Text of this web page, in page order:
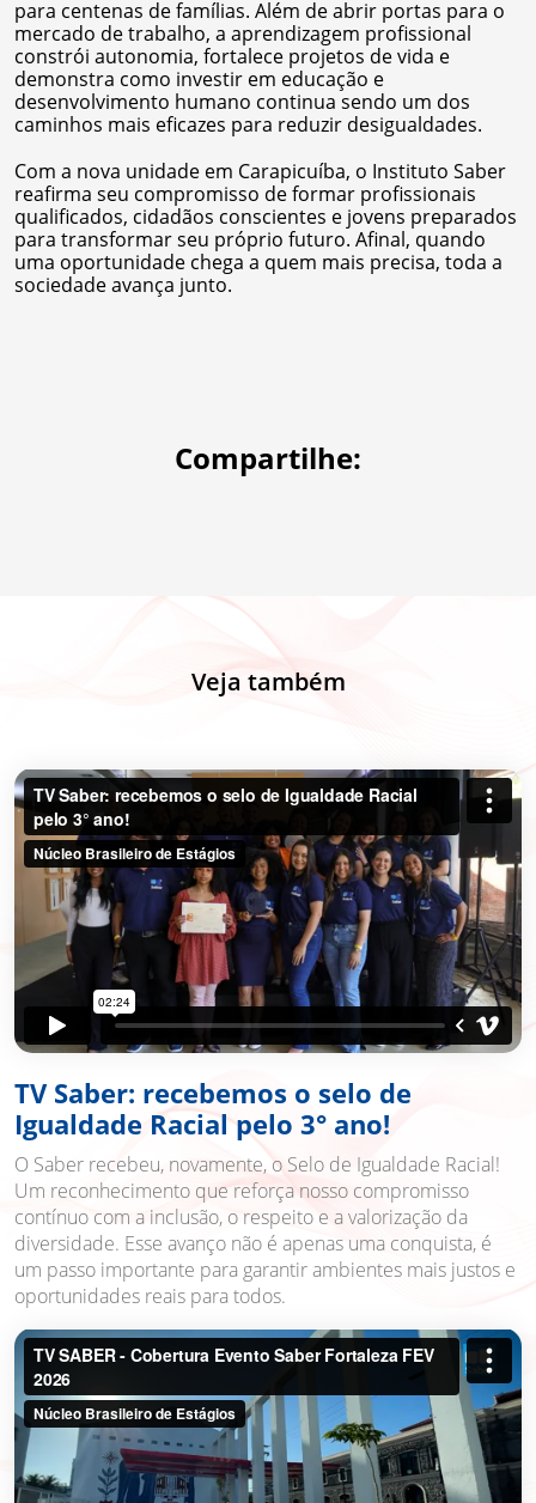
para centenas de famílias. Além de abrir portas para o
mercado de trabalho, a aprendizagem profissional
constrói autonomia, fortalece projetos de vida e
demonstra como investir em educação e
desenvolvimento humano continua sendo um dos
caminhos mais eficazes para reduzir desigualdades.
Com a nova unidade em Carapicuíba, o Instituto Saber
reafirma seu compromisso de formar profissionais
qualificados, cidadãos conscientes e jovens preparados
para transformar seu próprio futuro. Afinal, quando
uma oportunidade chega a quem mais precisa, toda a
sociedade avança junto.
Compartilhe:
Veja também
TV Saber: recebemos o selo de
Igualdade Racial pelo 3° ano!
O Saber recebeu, novamente, o Selo de Igualdade Racial!
Um reconhecimento que reforça nosso compromisso
contínuo com a inclusão, o respeito e a valorização da
diversidade. Esse avanço não é apenas uma conquista, é
um passo importante para garantir ambientes mais justos e
oportunidades reais para todos.